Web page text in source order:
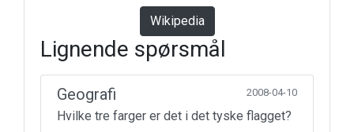
Wikipedia
Lignende spørsmål
Geografi 2008-04-10
Hvilke tre farger er det i det tyske flagget?